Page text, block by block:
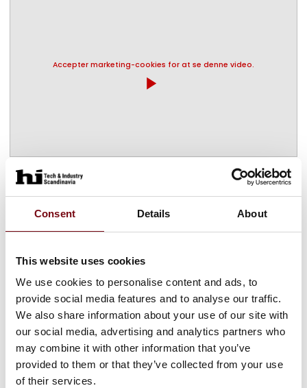
Consent Details About
This website uses cookies
We use cookies to personalise content and ads, to
provide social media features and to analyse our traffic.
We also share information about your use of our site with
our social media, advertising and analytics partners who
may combine it with other information that you’ve
provided to them or that they’ve collected from your use
of their services.
Accepter marketing-cookies for at se denne video.
play_arrow
Flere produkter fra Antalis A/S
Super Vertical
På messen
Linerless pakkelabels